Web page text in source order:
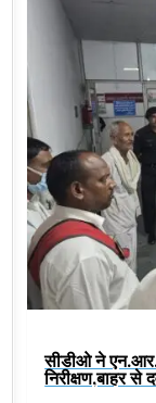
सीडीओ ने
निरीक्षण,बाहर